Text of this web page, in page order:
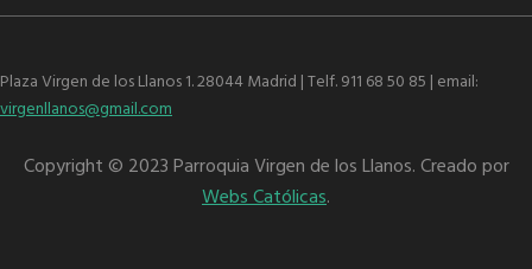
Plaza Virgen de los Llanos 1. 28044 Madrid | Telf. 911 68 50 85 | email:
virgenllanos@gmail.com
Copyright © 2023 Parroquia Virgen de los Llanos. Creado por
Webs Católicas.